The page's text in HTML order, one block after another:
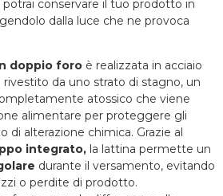
potrai conservare il tuo prodotto in
dalla luce che ne provoca
doppio foro è realizzata in acciaio
da uno strato di stagno, un
atossico che viene
alimentare per proteggere gli
di alterazione chimica. Grazie al
integrato, la lattina permette un
durante il versamento, evitando
o perdite di prodotto.